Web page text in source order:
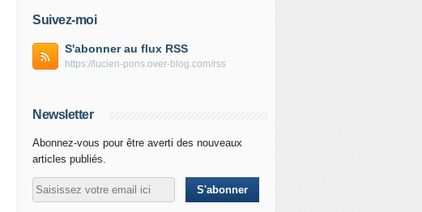
Suivez-moi
S'abonner au flux RSS
https://lucien-pons.over-blog.com/rss
Newsletter
Abonnez-vous pour être averti des nouveaux
articles publiés.